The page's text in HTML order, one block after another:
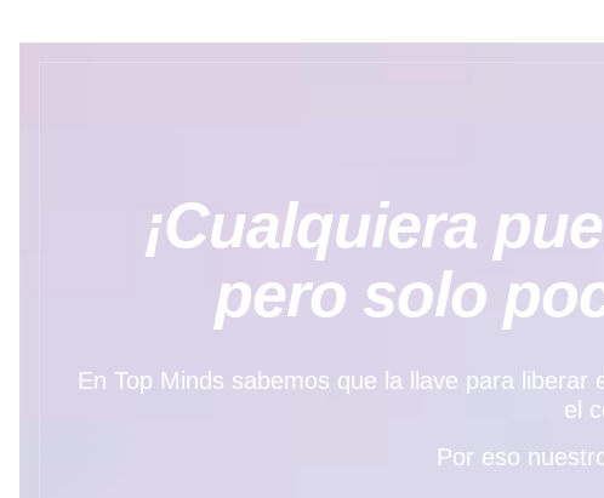
¡Cualquiera
pero solo
En Top Minds sabemos que la llave para
el
Por eso